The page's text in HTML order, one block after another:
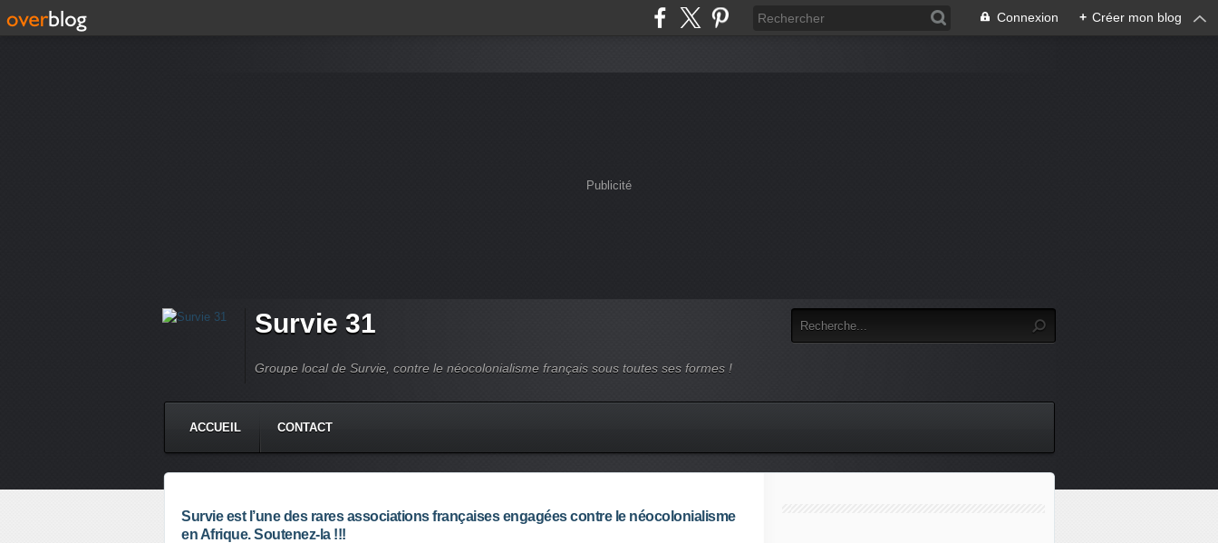
Connexion + Créer mon blog
Publicité
Survie 31
Groupe local de Survie, contre le néocolonialisme français sous toutes ses formes !
ACCUEIL CONTACT
Survie est l’une des rares associations françaises engagées contre le néocolonialisme
en Afrique. Soutenez-la !!!